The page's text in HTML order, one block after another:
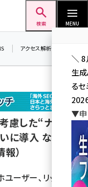
検索 MENU
アクセス解析／データ分析
慮した“ナレッ
に導入 など
）
ユーザー、リッチス
＼ 8
生
る
▼申